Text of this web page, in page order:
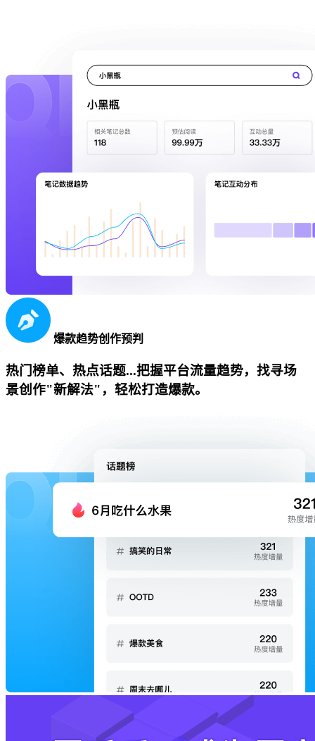
爆款趋势创作预判
热门榜单、热点话题...把握平台流量趋势，找寻场
景创作"新解法"，轻松打造爆款。